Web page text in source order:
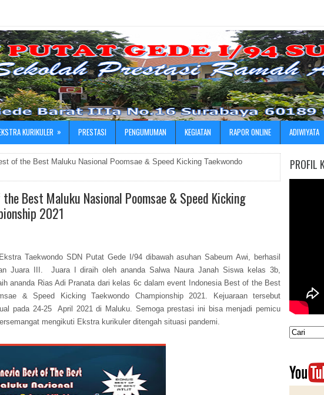
KURIKULER » PRESTASI PENGUMUMAN KEGIATAN RAPOR ONLINE ADIWIYATA
of the Best Maluku Nasional Poomsae & Speed Kicking Taekwondo
Best Maluku Nasional Poomsae & Speed Kicking
2021
Taekwondo SDN Putat Gede I/94 dibawah asuhan Sabeum Awi, berhasil
Juara III. Juara I diraih oleh ananda Salwa Naura Janah Siswa kelas 3b,
ananda Rias Adi Pranata dari kelas 6c dalam event Indonesia Best of the Best
& Speed Kicking Taekwondo Championship 2021. Kejuaraan tersebut
pada 24-25 April 2021 di Maluku. Semoga prestasi ini bisa menjadi pemicu
mengikuti Ekstra kurikuler ditengah situasi pandemi.
PROFIL